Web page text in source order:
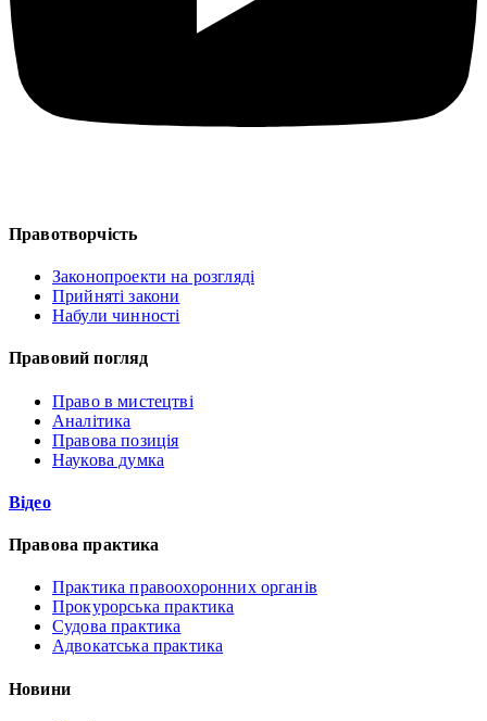
Правотворчість
Законопроекти на розгляді
Прийняті закони
Набули чинності
Правовий погляд
Право в мистецтві
Аналітика
Правова позиція
Наукова думка
Відео
Правова практика
Практика правоохоронних органів
Прокурорська практика
Судова практика
Адвокатська практика
Новини